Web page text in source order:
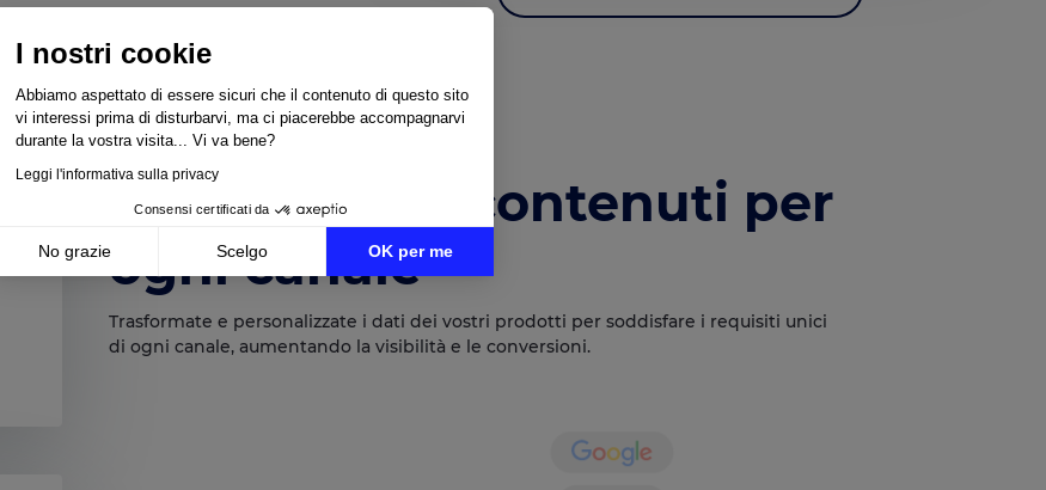
I nostri cookie
Abbiamo aspettato di essere sicuri che il contenuto di questo sito
vi interessi prima di disturbarvi, ma ci piacerebbe accompagnarvi
durante la vostra visita... Vi va bene?
Leggi l'informativa sulla privacy
Consensi certificati da
No grazie Scelgo
OK per me
Piattaforma di Gestione del Consenso: Personalizza le tue opzioni
La nostra piattaforma ti consente di personalizzare e gestire le tue impostazioni sulla privacy, garantendo la conformità alle normative.
Ottimizzate i contenuti per
ogni canale
Trasformate e personalizzate i dati dei vostri prodotti per soddisfare i requisiti unici
di ogni canale, aumentando la visibilità e le conversioni.